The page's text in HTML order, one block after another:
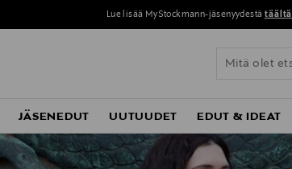
Lue lisää MyStockmann-jäsenyydestä täältä
JÄSENEDUT UUTUUDET EDUT & IDEAT